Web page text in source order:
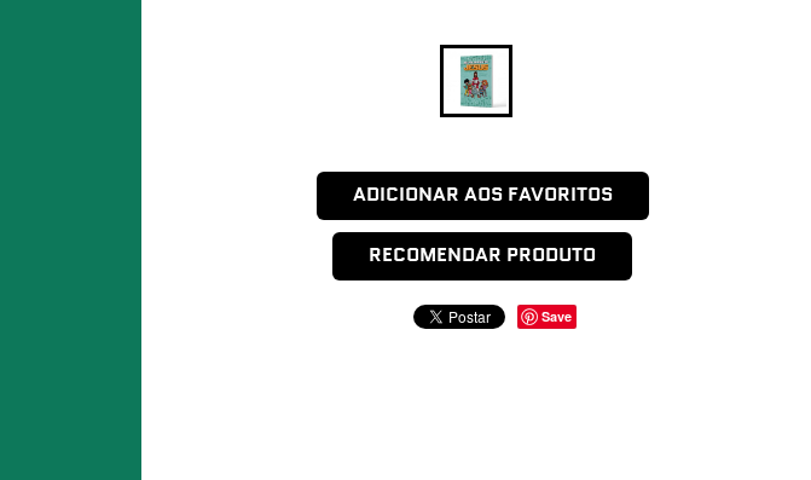
ADICIONAR AOS FAVORITOS
RECOMENDAR PRODUTO
Save